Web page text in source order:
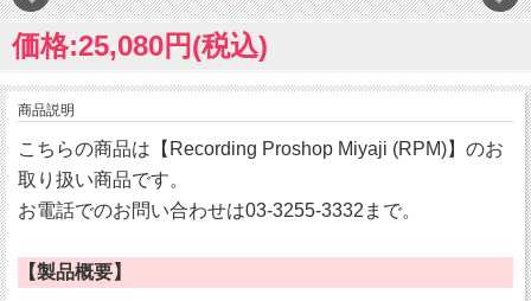
価格:25,080円(税込)
商品説明
こちらの商品は【Recording Proshop Miyaji (RPM)】のお
取り扱い商品です。
お電話でのお問い合わせは03-3255-3332まで。
【製品概要】